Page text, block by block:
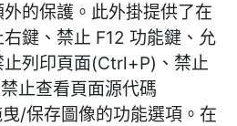
的保護。此外掛提供了在
鍵、禁止 F12 功能鍵、允
列印頁面(Ctrl+P)、禁止
止查看頁面源代碼
/保存圖像的功能選項。在